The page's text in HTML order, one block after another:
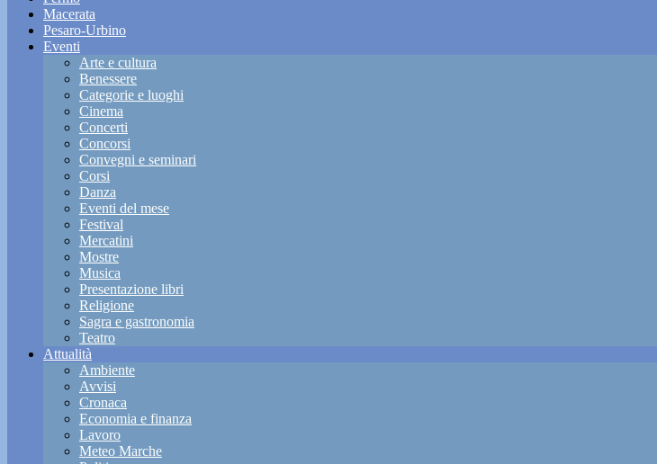
Macerata
Pesaro-Urbino
Eventi
Arte e cultura
Benessere
Categorie e luoghi
Cinema
Concerti
Concorsi
Convegni e seminari
Corsi
Danza
Eventi del mese
Festival
Mercatini
Mostre
Musica
Presentazione libri
Religione
Sagra e gastronomia
Teatro
Attualità
Ambiente
Avvisi
Cronaca
Economia e finanza
Lavoro
Meteo Marche